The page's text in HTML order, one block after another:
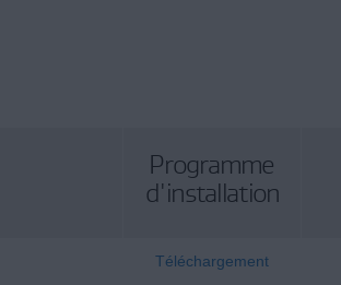
Programme
d'installation
Téléchargement